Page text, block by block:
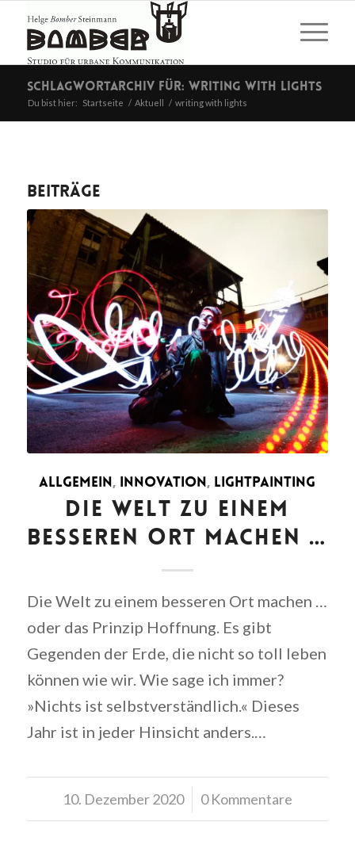
Schlagwortarchiv für: writing with lights
Du bist hier: Startseite / Aktuell / writing with lights
Beiträge
ALLGEMEIN, INNOVATION, LIGHTPAINTING
DIE WELT ZU EINEM
BESSEREN ORT MACHEN …
Die Welt zu einem besseren Ort machen …
oder das Prinzip Hoffnung. Es gibt
Gegenden der Erde, die nicht so toll leben
können wie wir. Wie sage ich immer?
»Nichts ist selbstverständlich.« Dieses
Jahr ist in jeder Hinsicht anders.…
10. Dezember 2020
/ 0 Kommentare